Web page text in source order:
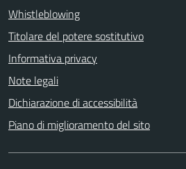
Whistleblowing
Titolare del potere sostitutivo
Informativa privacy
Note legali
Dichiarazione di accessibilità
Piano di miglioramento del sito